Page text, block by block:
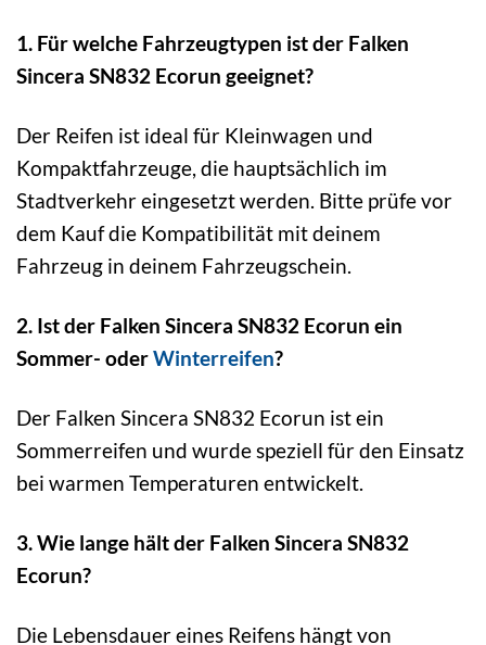
1. Für welche Fahrzeugtypen ist der Falken
Sincera SN832 Ecorun geeignet?
Der Reifen ist ideal für Kleinwagen und
Kompaktfahrzeuge, die hauptsächlich im
Stadtverkehr eingesetzt werden. Bitte prüfe vor
dem Kauf die Kompatibilität mit deinem
Fahrzeug in deinem Fahrzeugschein.
2. Ist der Falken Sincera SN832 Ecorun ein
Sommer- oderWinterreifen?
Der Falken Sincera SN832 Ecorun ist ein
Sommerreifen und wurde speziell für den Einsatz
bei warmen Temperaturen entwickelt.
3. Wie lange hält der Falken Sincera SN832
Ecorun?
Die Lebensdauer eines Reifens hängt von